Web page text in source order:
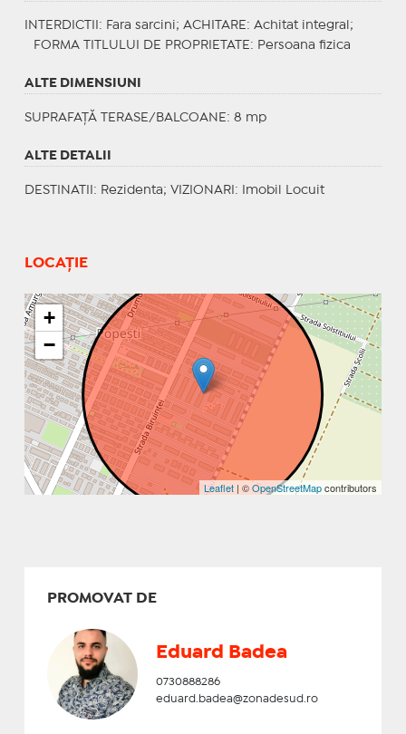
INTERDICTII : Fara sarcini; ACHITARE : Achitat integral;
FORMA TITLULUI DE PROPRIETATE : Persoana fizica
ALTE DIMENSIUNI
SUPRAFAȚĂ TERASE/BALCOANE: 8 mp
ALTE DETALII
DESTINATII : Rezidenta; VIZIONARI : Imobil Locuit
LOCAȚIE
+
−
Leaflet | ©OpenStreetMapcontributors
PROMOVAT DE
Eduard Badea
0730888286
eduard.badea@zonadesud.ro